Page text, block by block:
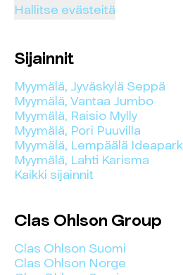
Hallitse evästeitä
Sijainnit
Myymälä, Jyväskylä Seppä
Myymälä, Vantaa Jumbo
Myymälä, Raisio Mylly
Myymälä, Pori Puuvilla
Myymälä, Lempäälä Ideapark
Myymälä, Lahti Karisma
Kaikki sijainnit
Clas Ohlson Group
Clas Ohlson Suomi
Clas Ohlson Norge